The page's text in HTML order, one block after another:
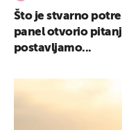
Što je stvarno
panel otvorio
postavljamo...